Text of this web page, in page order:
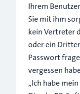
Ihrem
Sie mit ihm
kein Vertreter
oder ein
Passwort
vergessen
„Ich habe